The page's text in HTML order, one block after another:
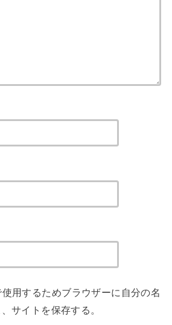
用するためブラウザーに自分の名
サイトを保存する。